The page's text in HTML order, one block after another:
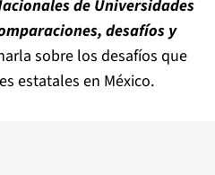
de Universidades
desafíos y
sobre los desafíos que
estatales en México.